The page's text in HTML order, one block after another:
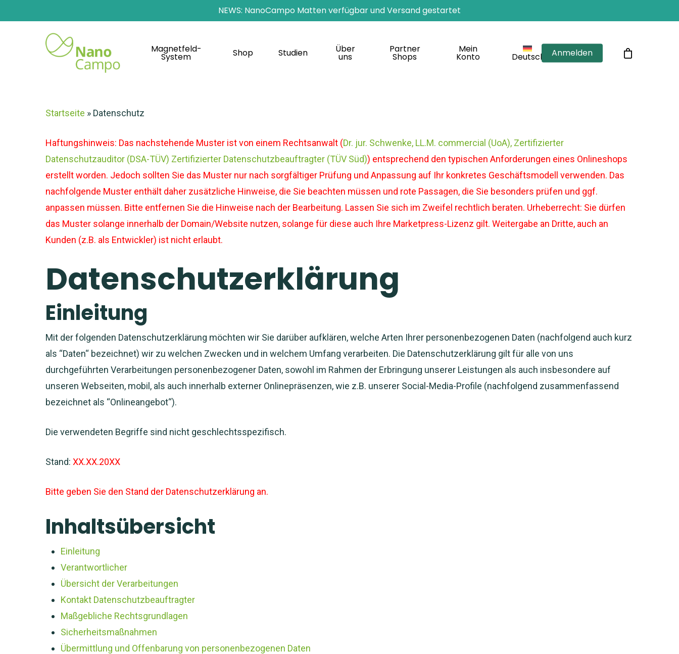
NEWS: NanoCampo Matten verfügbar und Versand gestartet
Magnetfeld-
System Shop Studien Über
uns
Partner
Shops
Mein
Konto Deutsch Anmelden
Startseite » Datenschutz
Haftungshinweis: Das nachstehende Muster ist von einem Rechtsanwalt (Dr. jur. Schwenke, LL.M. commercial (UoA), Zertifizierter
Datenschutzauditor (DSA-TÜV) Zertifizierter Datenschutzbeauftragter (TÜV Süd)) entsprechend den typischen Anforderungen eines Onlineshops
erstellt worden. Jedoch sollten Sie das Muster nur nach sorgfältiger Prüfung und Anpassung auf Ihr konkretes Geschäftsmodell verwenden. Das
nachfolgende Muster enthält daher zusätzliche Hinweise, die Sie beachten müssen und rote Passagen, die Sie besonders prüfen und ggf.
anpassen müssen. Bitte entfernen Sie die Hinweise nach der Bearbeitung. Lassen Sie sich im Zweifel rechtlich beraten. Urheberrecht: Sie dürfen
das Muster solange innerhalb der Domain/Website nutzen, solange für diese auch Ihre Marketpress-Lizenz gilt. Weitergabe an Dritte, auch an
Kunden (z.B. als Entwickler) ist nicht erlaubt.
Datenschutzerklärung
Einleitung
Mit der folgenden Datenschutzerklärung möchten wir Sie darüber aufklären, welche Arten Ihrer personenbezogenen Daten (nachfolgend auch kurz
als “Daten“ bezeichnet) wir zu welchen Zwecken und in welchem Umfang verarbeiten. Die Datenschutzerklärung gilt für alle von uns
durchgeführten Verarbeitungen personenbezogener Daten, sowohl im Rahmen der Erbringung unserer Leistungen als auch insbesondere auf
unseren Webseiten, mobil, als auch innerhalb externer Onlinepräsenzen, wie z.B. unserer Social-Media-Profile (nachfolgend zusammenfassend
bezeichnet als “Onlineangebot“).
Die verwendeten Begriffe sind nicht geschlechtsspezifisch.
Stand: XX.XX.20XX
Bitte geben Sie den Stand der Datenschutzerklärung an.
Inhaltsübersicht
Einleitung
Verantwortlicher
Übersicht der Verarbeitungen
Kontakt Datenschutzbeauftragter
Maßgebliche Rechtsgrundlagen
Sicherheitsmaßnahmen
Übermittlung und Offenbarung von personenbezogenen Daten